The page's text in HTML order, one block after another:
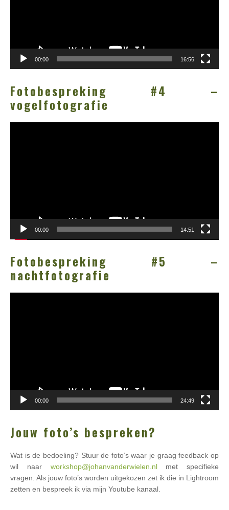
00:00 16:56
Fotobespreking #4 –
vogelfotografie
00:00 14:51
Fotobespreking #5 –
nachtfotografie
00:00 24:49
Jouw foto’s bespreken?
Wat is de bedoeling? Stuur de foto’s waar je graag feedback op
wil naar workshop@johanvanderwielen.nlmet specifieke
vragen. Als jouw foto’s worden uitgekozen zet ik die in Lightroom
zetten en bespreek ik via mijn Youtube kanaal.